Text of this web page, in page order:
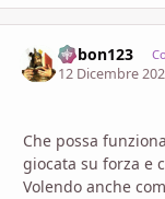
bobon123
12 Dicembre
Che possa
giocata su forza e
Volendo anche